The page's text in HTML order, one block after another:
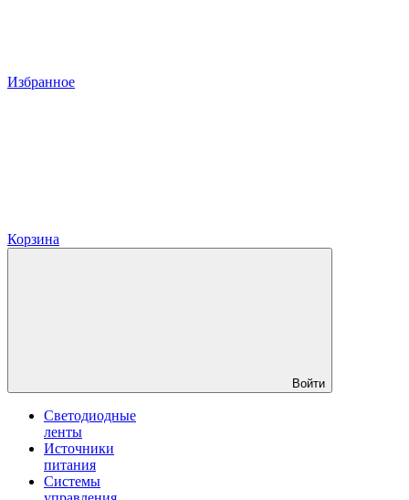
Избранное
Корзина
Войти
Светодиодные
ленты
Источники
питания
Системы